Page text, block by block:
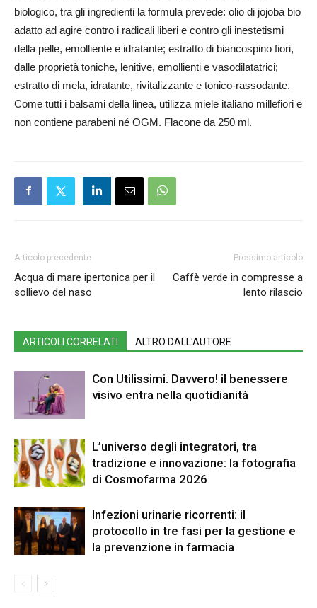
biologico, tra gli ingredienti la formula prevede: olio di jojoba bio
adatto ad agire contro i radicali liberi e contro gli inestetismi
della pelle, emolliente e idratante; estratto di biancospino fiori,
dalle proprietà toniche, lenitive, emollienti e vasodilatatrici;
estratto di mela, idratante, rivitalizzante e tonico-rassodante.
Come tutti i balsami della linea, utilizza miele italiano millefiori e
non contiene parabeni né OGM. Flacone da 250 ml.
Articolo precedente
Acqua di mare ipertonica per il
sollievo del naso
Prossimo articolo
Caffè verde in compresse a
lento rilascio
ARTICOLI CORRELATI ALTRO DALL'AUTORE
Con Utilissimi. Davvero! il benessere
visivo entra nella quotidianità
L’universo degli integratori, tra
tradizione e innovazione: la fotografia
di Cosmofarma 2026
Infezioni urinarie ricorrenti: il
protocollo in tre fasi per la gestione e
la prevenzione in farmacia